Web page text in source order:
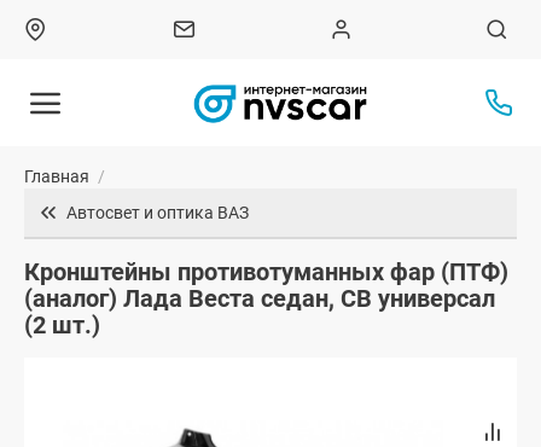
Главная /
Автосвет и оптика ВАЗ
Кронштейны противотуманных фар (ПТФ)
(аналог) Лада Веста седан, СВ универсал
(2 шт.)